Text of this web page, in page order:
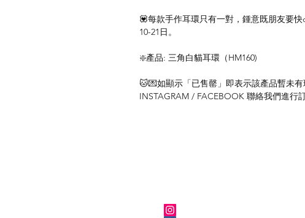
💟每款手作耳環只有一對，鍾意既朋友要
10-21日。
❇️產品: 三角白貓耳環（HM160)
🐱💌如顯示「已售罄」即表示該產品暫未
INSTAGRAM / FACEBOOK 聯絡我們進行